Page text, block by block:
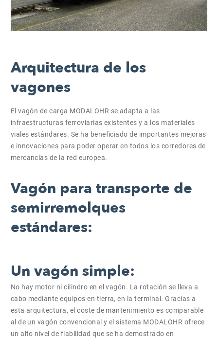
Arquitectura de los
vagones
El vagón de carga MODALOHR se adapta a las
infraestructuras ferroviarias existentes y a los materiales
viales estándares. Se ha beneficiado de importantes mejoras
e innovaciones para poder operar en todos los corredores de
mercancías de la red europea.
Vagón para transporte de
semirremolques
estándares:
Un vagón simple:
No hay motor ni cilindro en el vagón. La rotación se lleva a
cabo mediante equipos en tierra, en la terminal. Gracias a
esta arquitectura, el coste de mantenimiento es comparable
al de un vagón convencional y el sistema MODALOHR ofrece
un alto nivel de fiabilidad que se ha demostrado en